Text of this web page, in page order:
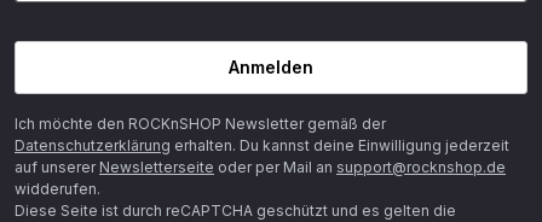
Anmelden
Ich möchte den ROCKnSHOP Newsletter gemäß der
Datenschutzerklärung erhalten. Du kannst deine Einwilligung jederzeit
auf unserer Newsletterseite oder per Mail an support@rocknshop.de
widderufen.
Diese Seite ist durch reCAPTCHA geschützt und es gelten die